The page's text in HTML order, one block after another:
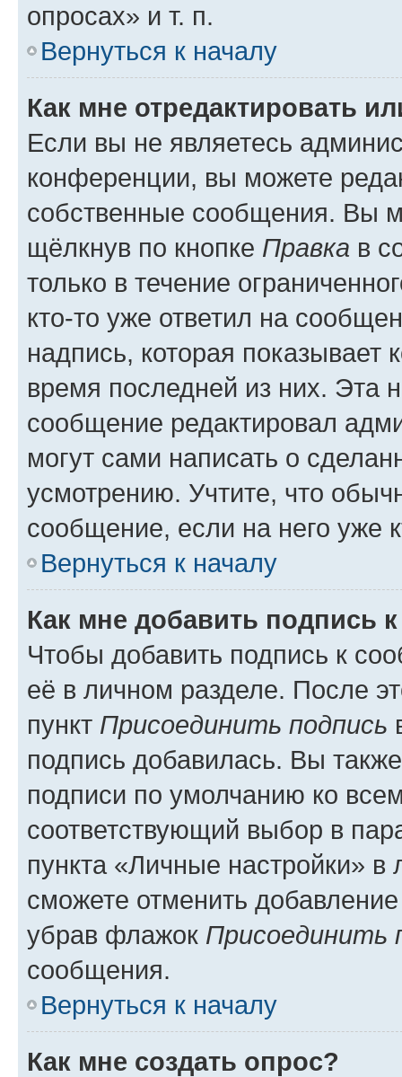
опросах» и т. п.
Вернуться к началу
Как мне отредактировать
Если вы не являетесь
конференции, вы можете
собственные сообщения. Вы
щёлкнув по кнопке Правка в
только в течение
кто-то уже ответил на
надпись, которая показывает
время последней из них. Эта
сообщение редактировал
могут сами написать о
усмотрению. Учтите, что
сообщение, если на него уже
Вернуться к началу
Как мне добавить подпись
Чтобы добавить подпись к
её в личном разделе. После
пункт Присоединить подпись
подпись добавилась. Вы
подписи по умолчанию ко
соответствующий выбор в
пункта «Личные настройки»
сможете отменить
убрав флажок Присоединить
сообщения.
Вернуться к началу
Как мне создать опрос?